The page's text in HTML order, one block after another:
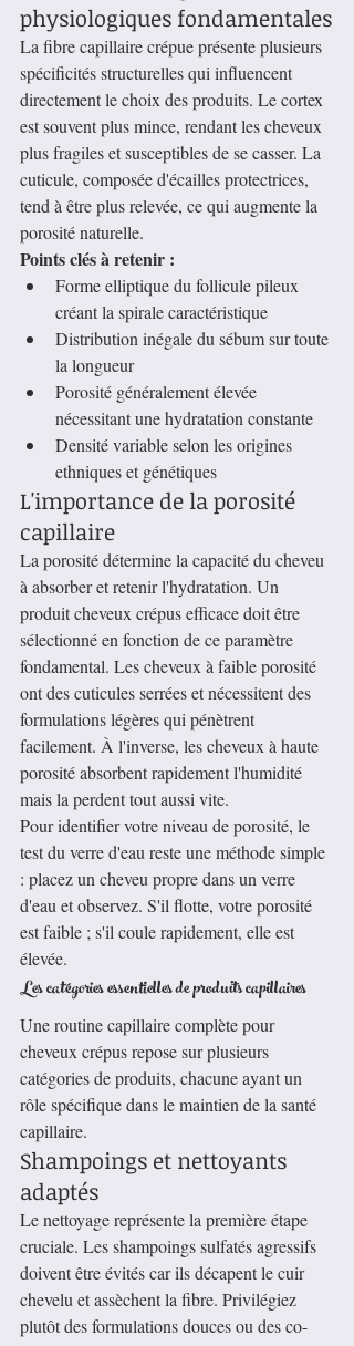
physiologiques fondamentales
La fibre capillaire crépue présente plusieurs
spécificités structurelles qui influencent
directement le choix des produits. Le cortex
est souvent plus mince, rendant les cheveux
plus fragiles et susceptibles de se casser. La
cuticule, composée d'écailles protectrices,
tend à être plus relevée, ce qui augmente la
porosité naturelle.
Points clés à retenir :
Forme elliptique du follicule pileux
créant la spirale caractéristique
Distribution inégale du sébum sur toute
la longueur
Porosité généralement élevée
nécessitant une hydratation constante
Densité variable selon les origines
ethniques et génétiques
L'importance de la porosité
capillaire
La porosité détermine la capacité du cheveu
à absorber et retenir l'hydratation. Un
produit cheveux crépus efficace doit être
sélectionné en fonction de ce paramètre
fondamental. Les cheveux à faible porosité
ont des cuticules serrées et nécessitent des
formulations légères qui pénètrent
facilement. À l'inverse, les cheveux à haute
porosité absorbent rapidement l'humidité
mais la perdent tout aussi vite.
Pour identifier votre niveau de porosité, le
test du verre d'eau reste une méthode simple
: placez un cheveu propre dans un verre
d'eau et observez. S'il flotte, votre porosité
est faible ; s'il coule rapidement, elle est
élevée.
Les catégories essentielles de produits capillaires
Une routine capillaire complète pour
cheveux crépus repose sur plusieurs
catégories de produits, chacune ayant un
rôle spécifique dans le maintien de la santé
capillaire.
Shampoings et nettoyants
adaptés
Le nettoyage représente la première étape
cruciale. Les shampoings sulfatés agressifs
doivent être évités car ils décapent le cuir
chevelu et assèchent la fibre. Privilégiez
plutôt des formulations douces ou des co-